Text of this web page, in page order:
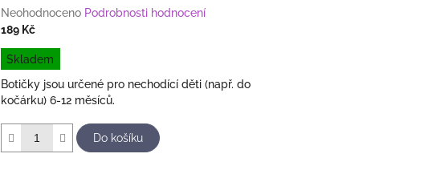
Průměrné
hodnocení
je
0,0
z
5
hvězdiček.
Neohodnoceno Podrobnosti hodnocení
189 Kč
Měrná
cena:
Skladem
Botičky jsou určené pro nechodící děti (např. do
kočárku) 6-12 měsíců.
Do košíku